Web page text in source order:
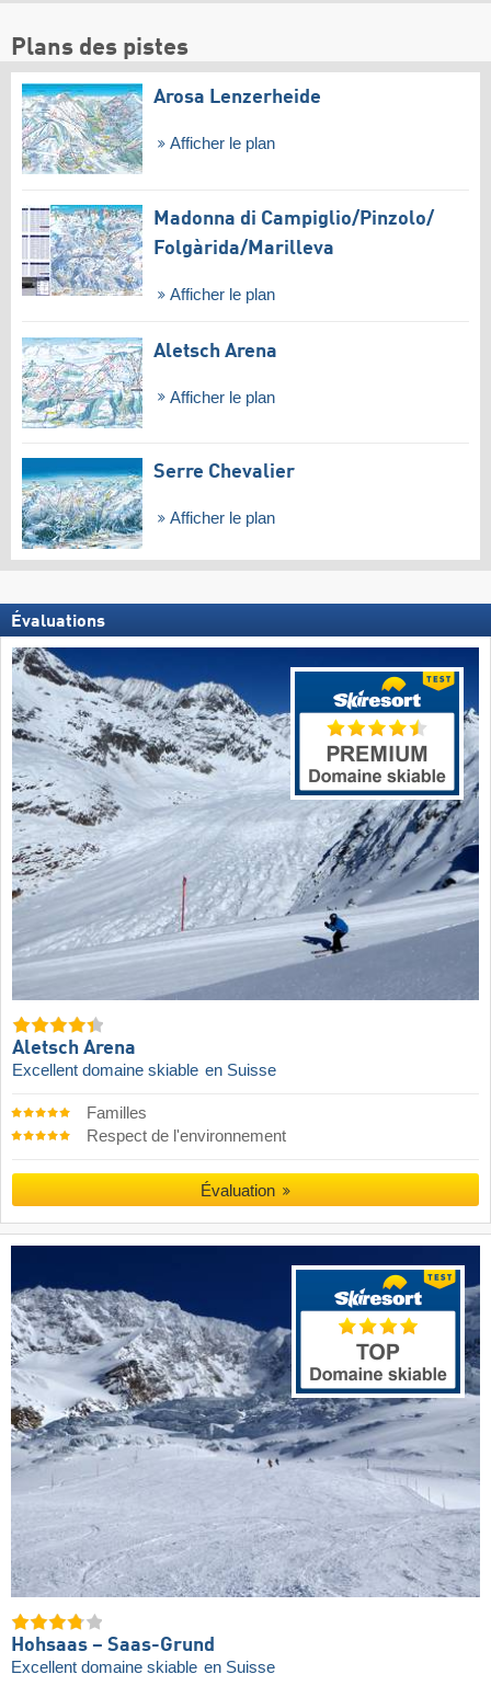
Plans des pistes
Arosa Lenzerheide
Afficher le plan
Madonna di Campiglio/​Pinzolo/​
Folgàrida/​Marilleva
Afficher le plan
Aletsch Arena
Afficher le plan
Serre Chevalier
Afficher le plan
Évaluations
Aletsch Arena
Excellent domaine skiable en Suisse
Familles
Respect de l'environnement
Évaluation
Hohsaas – Saas-Grund
Excellent domaine skiable en Suisse